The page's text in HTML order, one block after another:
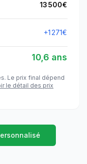
13 500€
+1 271€
10,6 ans
Le prix final dépend
le détail des prix